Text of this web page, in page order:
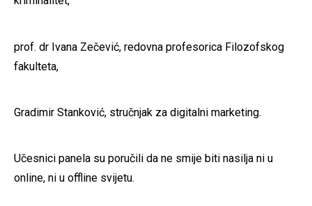
prof. dr Ivana Zečević, redovna profesorica Filozofskog
fakulteta,
Gradimir Stanković, stručnjak za digitalni marketing.
Učesnici panela su poručili da ne smije biti nasilja ni u
online, ni u offline svijetu.